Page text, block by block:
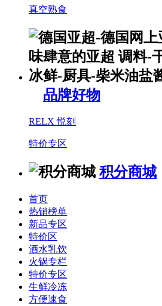
真空熟食
品牌好物
RELX 悦刻
特价专区
积分商城
首页
热销榜单
新品专区
特价区
酒水乳饮
火锅专栏
特价专区
生鲜冷冻
方便速食